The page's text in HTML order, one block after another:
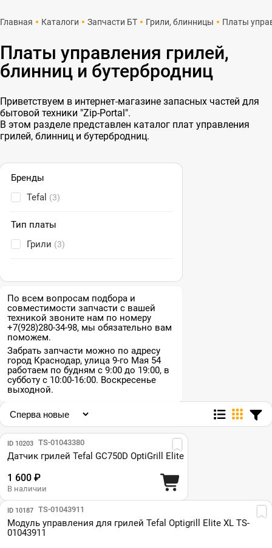
Главная Каталоги Запчасти БТ Грили, блинницы Платы
Платы управления грилей,
блинниц и бутербродниц
Приветствуем в интернет-магазине запасных частей для
бытовой техники "Zip-Portal".
В этом разделе представлен каталог плат управления
грилей, блинниц и бутербродниц.
Бренды
Tefal (3)
Тип платы
Грили (3)
По всем вопросам подбора и
совместимости запчасти с вашей
техникой звоните нам по номеру
+7(928)280-34-98, мы обязательно вам
поможем.
Забрать запчасти можно по адресу
город Краснодар, улица 9-го Мая 54
работаем по будням с 9:00 до 19:00, в
субботу с 10:00-16:00. Воскресенье
выходной.
ID 10203
Парт №: TS-01043380
Датчик грилей Tefal GC750D OptiGrill Elite
1 600 ₽
В наличии
ID 10187
Парт №: TS-01043911
Модуль управления для грилей Tefal Optigrill Elite XL TS-
01043911